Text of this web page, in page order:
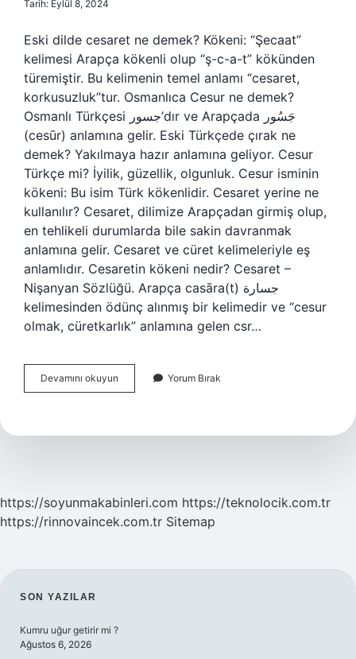
Tarih: Eylül 8, 2024
Eski dilde cesaret ne demek? Kökeni: “Şecaat”
kelimesi Arapça kökenli olup “ş-c-a-t” kökünden
türemiştir. Bu kelimenin temel anlamı “cesaret,
korkusuzluk”tur. Osmanlıca Cesur ne demek?
Osmanlı Türkçesi جسور’dır ve Arapçada جَسُور
(cesūr) anlamına gelir. Eski Türkçede çırak ne
demek? Yakılmaya hazır anlamına geliyor. Cesur
Türkçe mi? İyilik, güzellik, olgunluk. Cesur isminin
kökeni: Bu isim Türk kökenlidir. Cesaret yerine ne
kullanılır? Cesaret, dilimize Arapçadan girmiş olup,
en tehlikeli durumlarda bile sakin davranmak
anlamına gelir. Cesaret ve cüret kelimeleriyle eş
anlamlıdır. Cesaretin kökeni nedir? Cesaret –
Nişanyan Sözlüğü. Arapça casāra(t) جسارة
kelimesinden ödünç alınmış bir kelimedir ve “cesur
olmak, cüretkarlık” anlamına gelen csr…
Devamını okuyun
Eski
Demek
Yorum Bırak
https://soyunmakabinleri.com https://teknolocik.com.tr
https://rinnovaincek.com.tr Sitemap
SIDEBAR
SON YAZILAR
Kumru uğur getirir mi ?
Ağustos 6, 2026